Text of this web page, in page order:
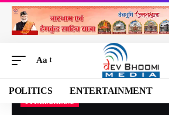
Aa
POLITICS ENTERTAINMENT